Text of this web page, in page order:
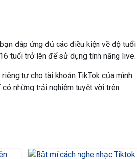
đáp ứng đủ các điều kiện về độ tuổi
tuổi trở lên để sử dụng tính năng live.
tư cho tài khoản TikTok của mình
có những trải nghiệm tuyệt vời trên